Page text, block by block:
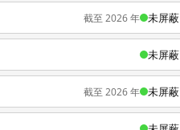
截至 2026 年 未屏蔽
未屏蔽
截至 2026 年 未屏蔽